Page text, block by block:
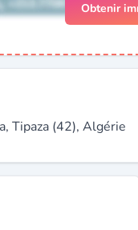
Obtenir
Tipaza (42), Algérie